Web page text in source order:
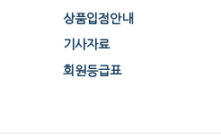
상품입점안내
기사자료
회원등급표